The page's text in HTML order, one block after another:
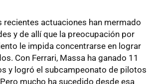
recientes actuaciones han mermado
y de allí que la preocupación por
le impida concentrarse en lograr
Con Ferrari, Massa ha ganado 11
y logró el subcampeonato de pilotos
mucho ha sucedido desde esa